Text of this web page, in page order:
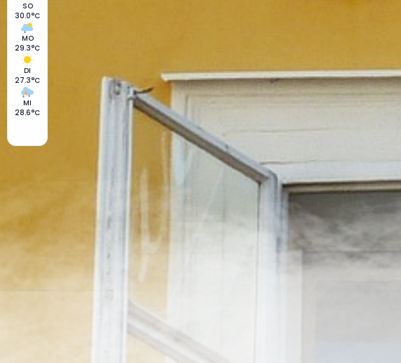
SO
30.0°C
MO
29.3°C
DI
27.3°C
MI
28.6°C